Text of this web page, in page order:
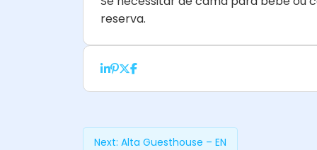
reserva.
Next: Alta Guesthouse – EN